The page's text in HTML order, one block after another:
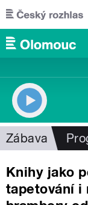
Přejít k hlavnímu
Zábava
Knihy jako
tapetování i